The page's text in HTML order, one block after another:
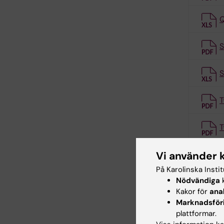
Vi använder
På Karolinska
Nödvändiga
Kakor för
plattformar.